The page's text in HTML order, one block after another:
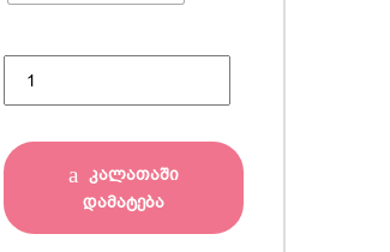
ორეული ( ზედა და შარვალი ) quantity
კალათაში
დამატება